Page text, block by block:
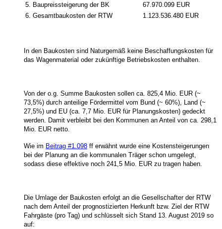
5. Baupreissteigerung der BK
67.970.099 EUR
6. Gesamtbaukosten der RTW 1.123.536.480 EUR
In den Baukosten sind Naturgemäß keine Beschaffungskosten für
das Wagenmaterial oder zukünftige Betriebskosten enthalten.
Von der o.g. Summe Baukosten sollen ca. 825,4 Mio. EUR (~
73,5%) durch anteilige Fördermittel vom Bund (~ 60%), Land (~
27,5%) und EU (ca. 7,7 Mio. EUR für Planungskosten) gedeckt
werden. Damit verbleibt bei den Kommunen an Anteil von ca. 298,1
Mio. EUR netto.
Wie im Beitrag #1.098 ff erwähnt wurde eine Kostensteigerungen
bei der Planung an die kommunalen Träger schon umgelegt,
sodass diese effektive noch 241,5 Mio. EUR zu tragen haben.
Die Umlage der Baukosten erfolgt an die Gesellschafter der RTW
nach dem Anteil der prognostizierten Herkunft bzw. Ziel der RTW
Fahrgäste (pro Tag) und schlüsselt sich Stand 13. August 2019 so
auf: